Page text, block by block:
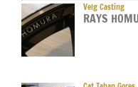
Velg Casting
RAYS